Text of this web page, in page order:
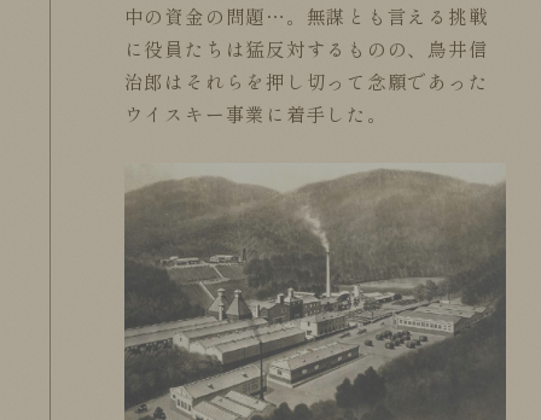
中の資金の問題…。無謀とも言える挑戦
に役員たちは猛反対するものの、鳥井信
治郎はそれらを押し切って念願であった
ウイスキー事業に着手した。